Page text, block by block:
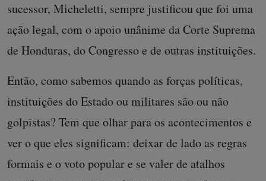
sucessor, Micheletti, sempre justificou que foi uma
ação legal, com o apoio unânime da Corte Suprema
de Honduras, do Congresso e de outras instituições.
Então, como sabemos quando as forças políticas,
instituições do Estado ou militares são ou não
golpistas? Tem que olhar para os acontecimentos e
ver o que eles significam: deixar de lado as regras
formais e o voto popular e se valer de atalhos